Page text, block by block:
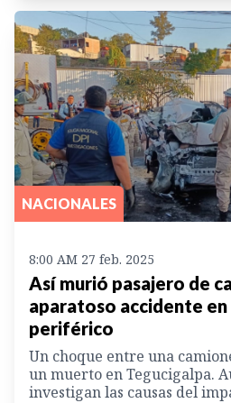
NACIONALES
8:00 AM 27 feb. 2025
Así murió pasajero de
aparatoso accidente
periférico
Un choque entre una
un muerto en Tegucigalpa.
investigan las causas del